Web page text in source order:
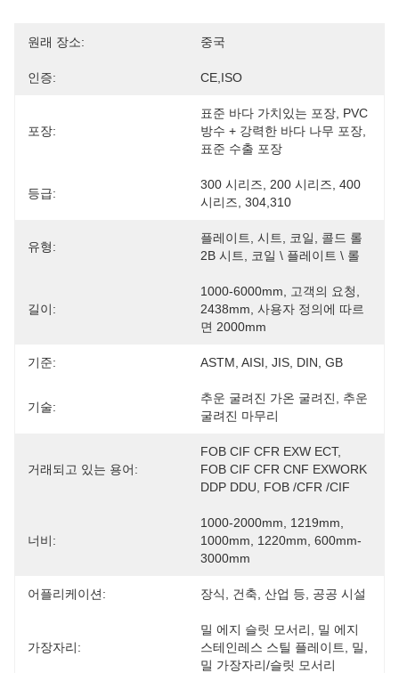
원래 장소: 중국
인증: CE,ISO
포장:
표준 바다 가치있는 포장, PVC
방수 + 강력한 바다 나무 포장,
표준 수출 포장
등급:
300 시리즈, 200 시리즈, 400
시리즈, 304,310
유형:
플레이트, 시트, 코일, 콜드 롤
2B 시트, 코일 \ 플레이트 \ 롤
길이:
1000-6000mm, 고객의 요청,
2438mm, 사용자 정의에 따르
면 2000mm
기준: ASTM, AISI, JIS, DIN, GB
기술:
추운 굴려진 가온 굴려진, 추운
굴려진 마무리
거래되고 있는 용어:
FOB CIF CFR EXW ECT,
FOB CIF CFR CNF EXWORK
DDP DDU, FOB /CFR /CIF
너비:
1000-2000mm, 1219mm,
1000mm, 1220mm, 600mm-
3000mm
어플리케이션: 장식, 건축, 산업 등, 공공 시설
가장자리:
밀 에지 슬릿 모서리, 밀 에지
스테인레스 스틸 플레이트, 밀,
밀 가장자리/슬릿 모서리